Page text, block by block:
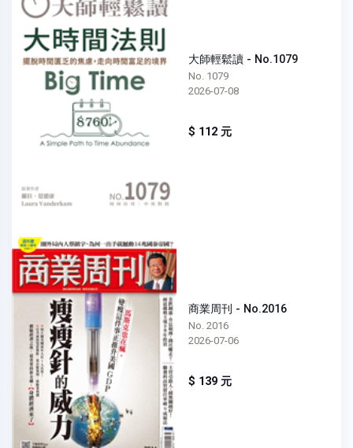
大師輕鬆讀 - No.1079
No. 1079
2026-07-08
$ 112 元
商業周刊 - No.2016
No. 2016
2026-07-06
$ 139 元